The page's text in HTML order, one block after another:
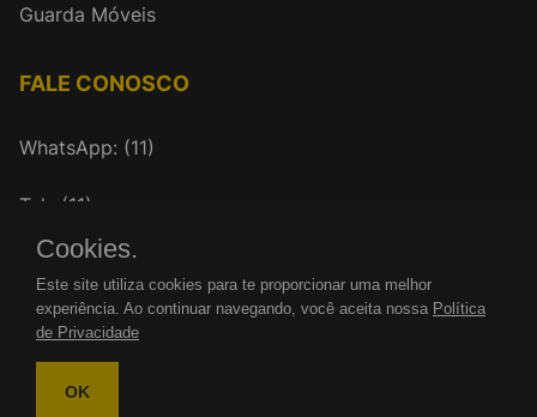
Guarda Móveis
FALE CONOSCO
WhatsApp: (11)
Tel.: (11)
mudancasrenovar@gmail.com
Cookies.
Este site utiliza cookies para te proporcionar uma melhor
experiência. Ao continuar navegando, você aceita nossa Política
de Privacidade
OK